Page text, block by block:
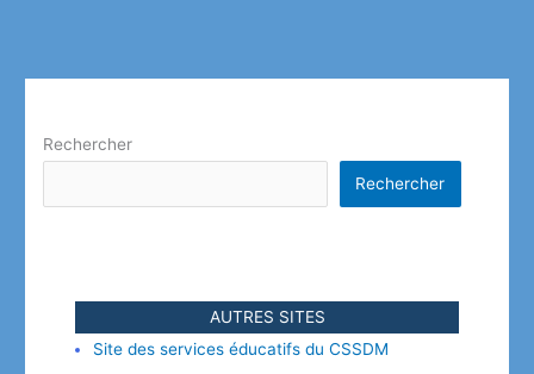
Rechercher
Rechercher
AUTRES SITES
Site des services éducatifs du CSSDM